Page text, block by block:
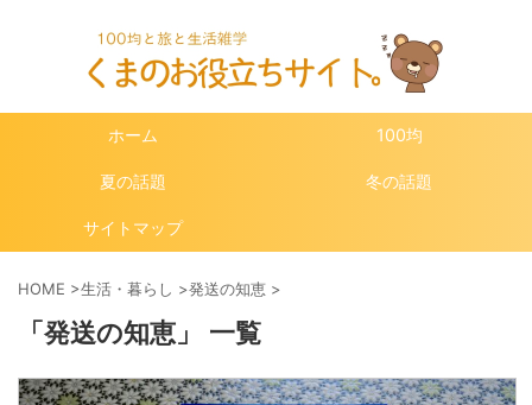
ホーム 100均
夏の話題 冬の話題
サイトマップ
HOME >生活・暮らし >発送の知恵 >
「発送の知恵」 一覧